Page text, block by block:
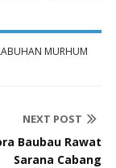
MURHUM
NEXT POST
Baubau Rawat
Sarana Cabang